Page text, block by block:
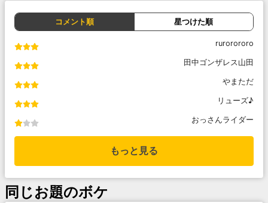
コメント順 星つけた順
rurorororo
田中ゴンザレス山田
やまただ
リューズ♪
おっさんライダー
もっと見る
同じお題のボケ